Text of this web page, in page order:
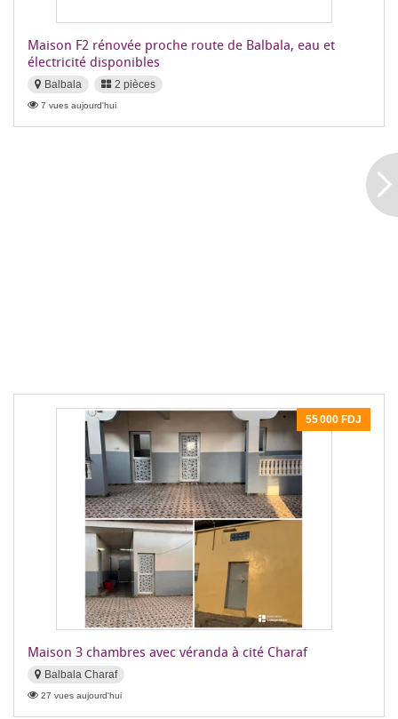
Maison F2 rénovée proche route de Balbala, eau et
électricité disponibles
Balbala 2 pièces
7 vues aujourd'hui
55 000 FDJ
Maison 3 chambres avec véranda à cité Charaf
Balbala Charaf
27 vues aujourd'hui